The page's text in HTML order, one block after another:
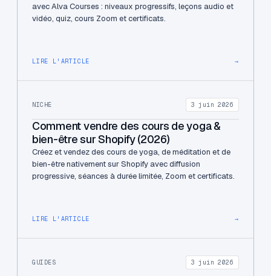
avec Alva Courses : niveaux progressifs, leçons audio et
vidéo, quiz, cours Zoom et certificats.
LIRE L'ARTICLE →
NICHE 3 juin 2026
Comment vendre des cours de yoga &
bien-être sur Shopify (2026)
Créez et vendez des cours de yoga, de méditation et de
bien-être nativement sur Shopify avec diffusion
progressive, séances à durée limitée, Zoom et certificats.
LIRE L'ARTICLE →
GUIDES 3 juin 2026